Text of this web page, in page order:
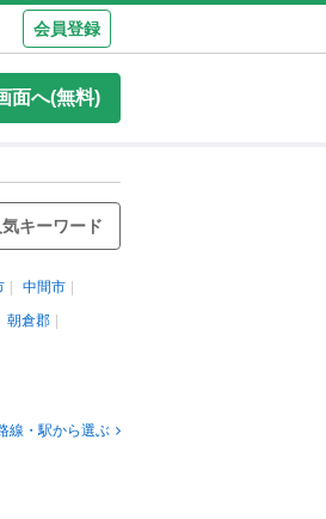
会員登録
面へ(無料)
気キーワード
中間市
朝倉郡
線・駅から選ぶ